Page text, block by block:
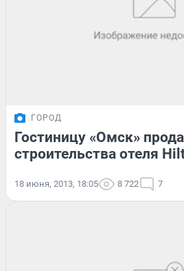
ГОРОД
Гостиницу «Омск»
строительства отеля
18 июня, 2013, 18:05 8 722 7